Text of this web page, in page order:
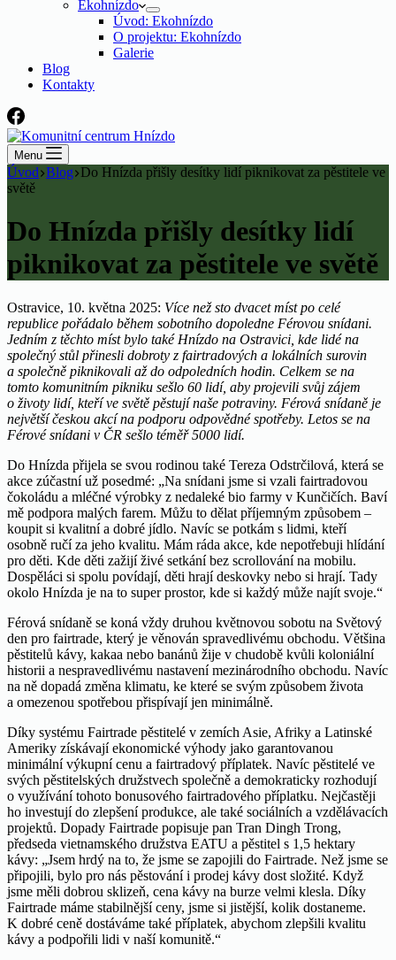
Ekohnízdo
Úvod: Ekohnízdo
O projektu: Ekohnízdo
Galerie
Blog
Kontakty
Menu
Úvod Blog Do Hnízda přišly desítky lidí piknikovat za pěstitele ve
světě
Do Hnízda přišly desítky lidí
piknikovat za pěstitele ve světě
Ostravice, 10. května 2025: Více než sto dvacet míst po celé
republice pořádalo během sobotního dopoledne Férovou snídani.
Jedním z těchto míst bylo také Hnízdo na Ostravici, kde lidé na
společný stůl přinesli dobroty z fairtradových a lokálních surovin
a společně piknikovali až do odpoledních hodin. Celkem se na
tomto komunitním pikniku sešlo 60 lidí, aby projevili svůj zájem
o životy lidí, kteří ve světě pěstují naše potraviny. Férová snídaně je
největší českou akcí na podporu odpovědné spotřeby. Letos se na
Férové snídani v ČR sešlo téměř 5000 lidí.
Do Hnízda přijela se svou rodinou také Tereza Odstrčilová, která se
akce zúčastní už posedmé: „Na snídani jsme si vzali fairtradovou
čokoládu a mléčné výrobky z nedaleké bio farmy v Kunčičích. Baví
mě podpora malých farem. Můžu to dělat příjemným způsobem –
koupit si kvalitní a dobré jídlo. Navíc se potkám s lidmi, kteří
osobně ručí za jeho kvalitu. Mám ráda akce, kde nepotřebuji hlídání
pro děti. Kde děti zažijí živé setkání bez scrollování na mobilu.
Dospěláci si spolu povídají, děti hrají deskovky nebo si hrají. Tady
okolo Hnízda je na to super prostor, kde si každý může najít svoje.“
Férová snídaně se koná vždy druhou květnovou sobotu na Světový
den pro fairtrade, který je věnován spravedlivému obchodu. Většina
pěstitelů kávy, kakaa nebo banánů žije v chudobě kvůli koloniální
historii a nespravedlivému nastavení mezinárodního obchodu. Navíc
na ně dopadá změna klimatu, ke které se svým způsobem života
a omezenou spotřebou přispívají jen minimálně.
Díky systému Fairtrade pěstitelé v zemích Asie, Afriky a Latinské
Ameriky získávají ekonomické výhody jako garantovanou
minimální výkupní cenu a fairtradový příplatek. Navíc pěstitelé ve
svých pěstitelských družstvech společně a demokraticky rozhodují
o využívání tohoto bonusového fairtradového příplatku. Nejčastěji
ho investují do zlepšení produkce, ale také sociálních a vzdělávacích
projektů. Dopady Fairtrade popisuje pan Tran Dingh Trong,
předseda vietnamského družstva EATU a pěstitel s 1,5 hektary
kávy: „Jsem hrdý na to, že jsme se zapojili do Fairtrade. Než jsme se
připojili, bylo pro nás pěstování i prodej kávy dost složité. Když
jsme měli dobrou sklizeň, cena kávy na burze velmi klesla. Díky
Fairtrade máme stabilnější ceny, jsme si jistější, kolik dostaneme.
K dobré ceně dostáváme také příplatek, abychom zlepšili kvalitu
kávy a podpořili lidi v naší komunitě.“